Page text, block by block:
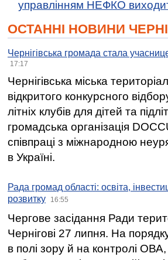
управлінням НЕФКО
ОСТАННІ НОВИНИ
Чернігівська громада стала
17:17
Чернігівська міська
відкритого конкурсного
літніх клубів для дітей та
громадська організація
співпраці з міжнародною
в Україні.
Рада громад області: освіта,
розвитку
16:55
Чергове засідання Ради
Чернігові 27 липня. На
в полі зору й на контролі